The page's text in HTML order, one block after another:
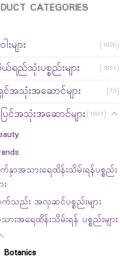
CATEGORIES
းများ (1826)
ည်သုံးပစ္စည်းများ (1891)
အသုံးအဆောင်များ (73)
င်အသုံးအဆောင်များ(1807)
က်နှာအသားရေထိန်းသိမ်းရန်ပစ္စည်း
း
သည်း အလှဆင်ပစ္စည်းများ
ားအရေထိန်းသိမ်းရန် ပစ္စည်းများ
Botanics